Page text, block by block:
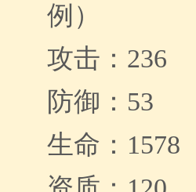
例）
攻击：236
防御：53
生命：1578